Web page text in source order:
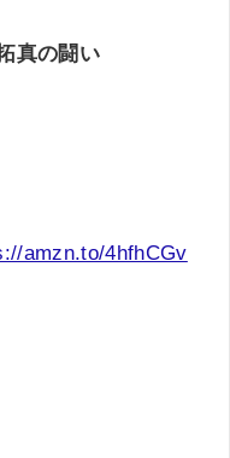
真の闘い
amzn.to/4hfhCGv